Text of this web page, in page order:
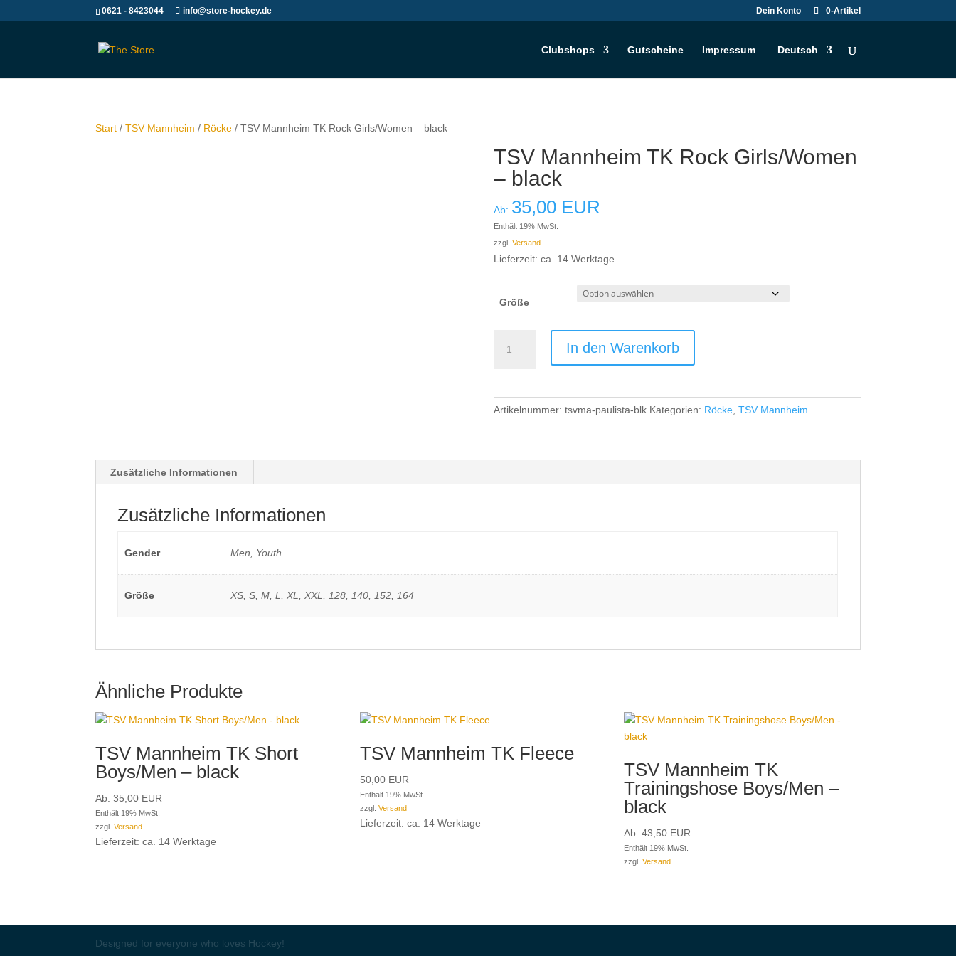
0621 - 8423044 info@store-hockey.de Dein Konto 0-Artikel
Clubshops Gutscheine Impressum Deutsch
Start /TSV Mannheim / Röcke / TSV Mannheim TK Rock Girls/Women – black
TSV Mannheim TK Rock Girls/Women
– black
Ab: 35,00EUR
Enthält 19% MwSt.
zzgl. Versand
Lieferzeit: ca. 14 Werktage
Größe
Mannheim
In den Warenkorb
Artikelnummer: tsvma-paulista-blk Kategorien: Röcke, TSV Mannheim
Zusätzliche Informationen
Zusätzliche Informationen
Gender Men, Youth
Größe XS, S, M, L, XL, XXL, 128, 140, 152, 164
Ähnliche Produkte
TSV Mannheim TK Short
Boys/Men – black
Ab:35,00 EUR
Enthält 19% MwSt.
zzgl.Versand
Lieferzeit: ca. 14 Werktage
TSV Mannheim TK Fleece
50,00EUR
Enthält 19% MwSt.
zzgl. Versand
Lieferzeit: ca. 14 Werktage
TSV Mannheim TK
Trainingshose Boys/Men –
black
Ab:43,50 EUR
Enthält 19% MwSt.
zzgl.Versand
Designed for everyone who loves Hockey!